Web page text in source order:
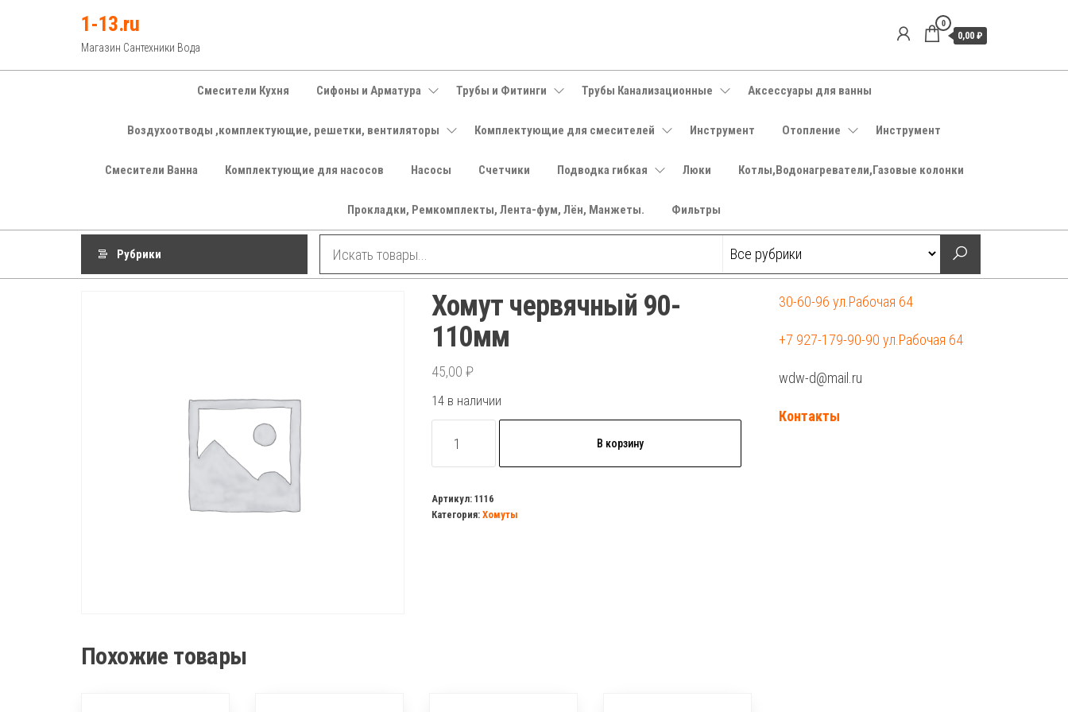
1-13.ru
Магазин Сантехники Вода
0
0,00 ₽
Смесители Кухня Сифоны и Арматура Трубы и Фитинги Трубы Канализационные Аксессуары для ванны
Воздухоотводы ,комплектующие, решетки, вентиляторы Комплектующие для смесителей Инструмент Отопление Инструмент
Смесители Ванна Комплектующие для насосов Насосы Счетчики Подводка гибкая Люки Котлы,Водонагреватели,Газовые колонки
Прокладки, Ремкомплекты, Лента-фум, Лён, Манжеты. Фильтры
Рубрики
Хомут червячный 90-
110мм
45,00 ₽
14 в наличии
товара
червячный
90-
В корзину
Артикул: 1116
Категория: Хомуты
Похожие товары
30-60-96 ул.Рабочая 64
+7 927-179-90-90 ул.Рабочая 64
wdw-d@mail.ru
Контакты